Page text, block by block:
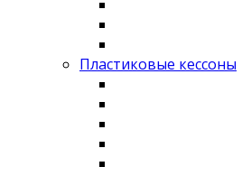
Пластиковые кессоны